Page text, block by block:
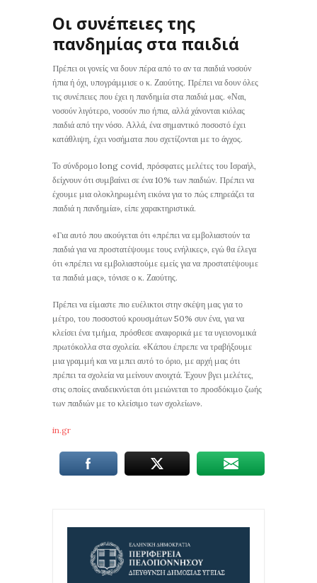
Οι συνέπειες της
πανδημίας στα παιδιά
Πρέπει οι γονείς να δουν πέρα από το αν τα παιδιά νοσούν
ήπια ή όχι, υπογράμμισε ο κ. Ζαούτης. Πρέπει να δουν όλες
τις συνέπειες που έχει η πανδημία στα παιδιά μας. «Ναι,
νοσούν λιγότερο, νοσούν πιο ήπια, αλλά χάνονται κιόλας
παιδιά από την νόσο. Αλλά, ένα σημαντικό ποσοστό έχει
κατάθλιψη, έχει νοσήματα που σχετίζονται με το άγχος.
Το σύνδρομο long covid, πρόσφατες μελέτες του Ισραήλ,
δείχνουν ότι συμβαίνει σε ένα 10% των παιδιών. Πρέπει να
έχουμε μια ολοκληρωμένη εικόνα για το πώς επηρεάζει τα
παιδιά η πανδημία», είπε χαρακτηριστικά.
«Για αυτό που ακούγεται ότι «πρέπει να εμβολιαστούν τα
παιδιά για να προστατέψουμε τους ενήλικες», εγώ θα έλεγα
ότι «πρέπει να εμβολιαστούμε εμείς για να προστατέψουμε
τα παιδιά μας», τόνισε ο κ. Ζαούτης.
Πρέπει να είμαστε πιο ευέλικτοι στην σκέψη μας για το
μέτρο, του ποσοστού κρουσμάτων 50% συν ένα, για να
κλείσει ένα τμήμα, πρόσθεσε αναφορικά με τα υγειονομικά
πρωτόκολλα στα σχολεία. «Κάπου έπρεπε να τραβήξουμε
μια γραμμή και να μπει αυτό το όριο, με αρχή μας ότι
πρέπει τα σχολεία να μείνουν ανοιχτά. Έχουν βγει μελέτες,
στις οποίες αναδεικνύεται ότι μειώνεται το προσδόκιμο ζωής
των παιδιών με το κλείσιμο των σχολείων».
in.gr